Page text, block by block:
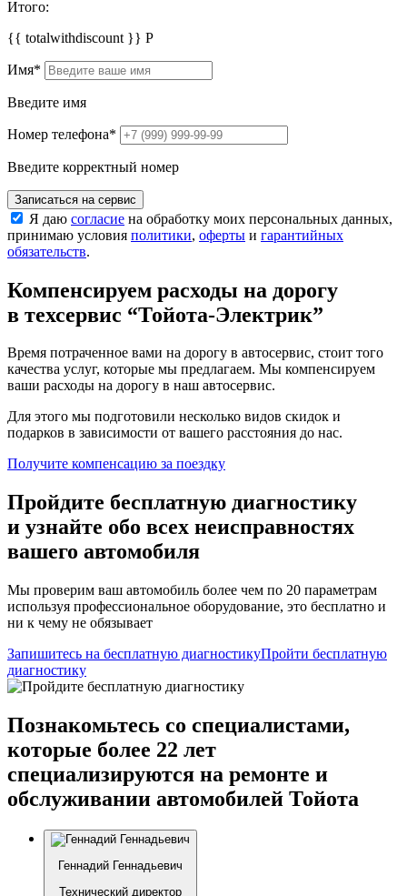
Итого:
{{ totalwithdiscount }} Р
Имя*
Введите имя
Номер телефона*
Введите корректный номер
Записаться на сервис
Я даю согласие на обработку моих персональных данных,
принимаю условия политики, оферты и гарантийных
обязательств.
Компенсируем расходы на дорогу
в техсервис “Тойота-Электрик”
Время потраченное вами на дорогу в автосервис, стоит того
качества услуг, которые мы предлагаем. Мы компенсируем
ваши расходы на дорогу в наш автосервис.
Для этого мы подготовили несколько видов скидок и
подарков в зависимости от вашего расстояния до нас.
Получите компенсацию за поездку
Пройдите бесплатную диагностику
и узнайте обо всех неисправностях
вашего автомобиля
Мы проверим ваш автомобиль более чем по 20 параметрам
используя профессиональное оборудование, это бесплатно и
ни к чему не обязывает
Запишитесь на бесплатную диагностикуПройти бесплатную
диагностику
Познакомьтесь со специалистами,
которые более 22 лет
специализируются на ремонте и
обслуживании автомобилей Тойота
Геннадий Геннадьевич
Технический директор